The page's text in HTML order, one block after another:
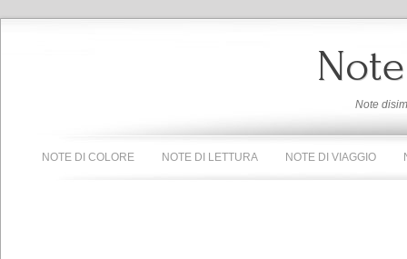
Note
NOTE DI COLORE NOTE DI LETTURA NOTE DI VIAGGIO